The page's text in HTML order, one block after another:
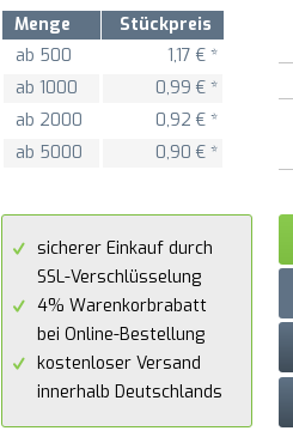
Menge
Stückpreis
ab 500
1,17 € *
ab1000
0,99 € *
ab 2000
0,92 € *
ab 5000 0,90 € *
sicherer Einkauf durch
SSL-Verschlüsselung
4% Warenkorbrabatt
bei Online-Bestellung
kostenloser Versand
innerhalb Deutschlands